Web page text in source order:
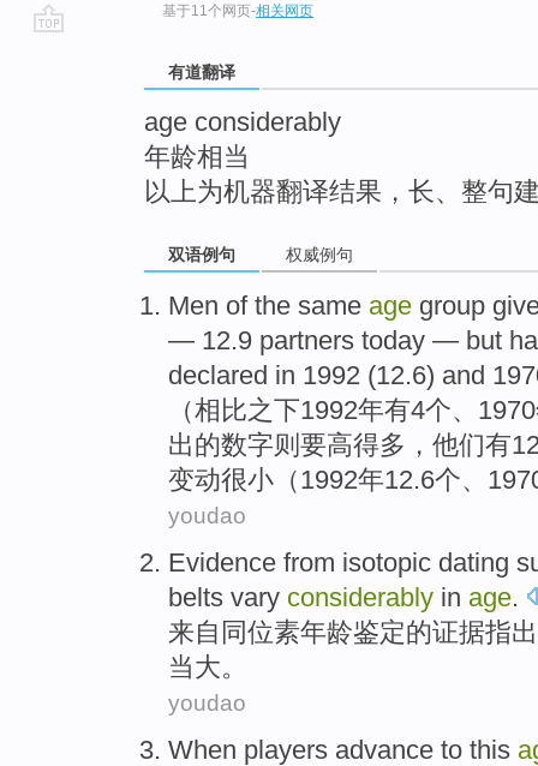
基于11个网页-相关网页
有道翻译
age considerably
年龄相当
以上为机器翻译结果，长、整句
双语例句 权威例句
Men of the same age group
— 12.9 partners today — but
declared in 1992 (12.6) and
（相比之下1992年有4个、
出的数字则要高得多，他们有
变动很小 （1992年12.6个、
youdao
Evidence from isotopic dating
belts vary considerably in age.
来自 同位素年龄鉴定的证据指出
当大。
youdao
When players advance to this